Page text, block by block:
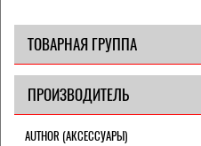
ТОВАРНАЯ ГРУППА
ПРОИЗВОДИТЕЛЬ
AUTHOR (АКСЕССУАРЫ)